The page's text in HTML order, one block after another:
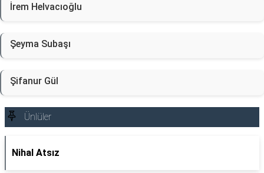
İrem Helvacıoğlu
Şeyma Subaşı
Şifanur Gül
Ünlüler
Nihal Atsız